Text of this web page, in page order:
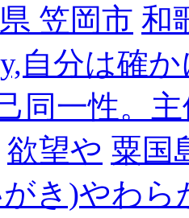
笠岡市 和
自分は確
同一性。
欲望や 粟国
き)やわ